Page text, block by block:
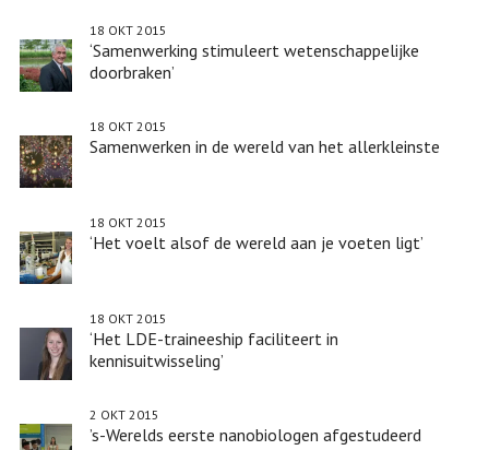
‘Samenwerking stimuleert wetenschappelijke
doorbraken’
18 OKT 2015
Samenwerken in de wereld van het allerkleinste
18 OKT 2015
‘Het voelt alsof de wereld aan je voeten ligt’
18 OKT 2015
‘Het LDE-traineeship faciliteert in
kennisuitwisseling’
18 OKT 2015
’s-Werelds eerste nanobiologen afgestudeerd
2 OKT 2015